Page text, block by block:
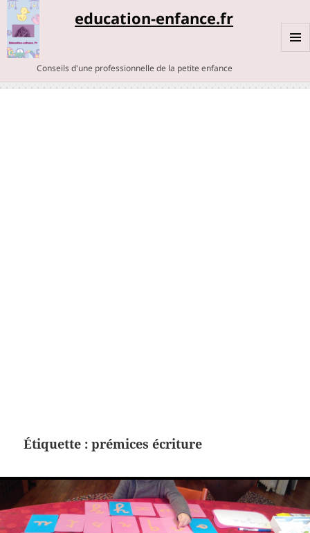
education-enfance.fr
Conseils d'une professionnelle de la petite enfance
Étiquette :prémices écriture